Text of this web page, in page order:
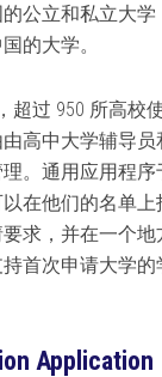
公立和私立大
的大学。
超过 950 所高校
高中大学辅导员
。通用应用程序
在他们的名单
求，并在一个
首次申请大学
Application